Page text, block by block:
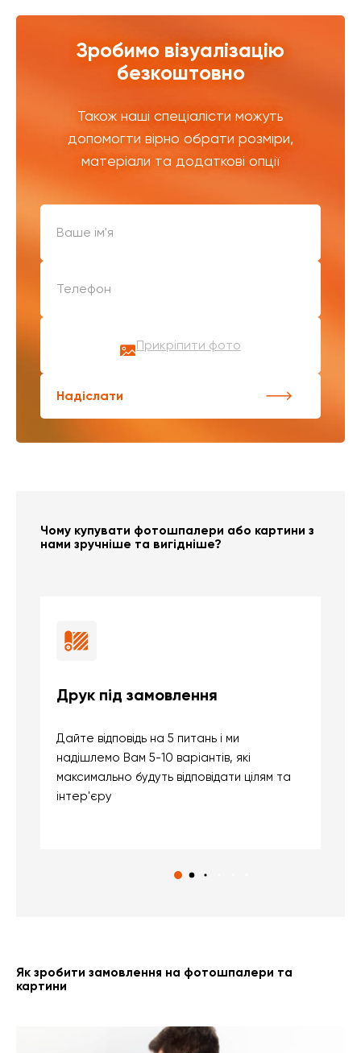
Зробимо візуалізацію
безкоштовно
Також наші спеціалісти можуть
допомогти вірно обрати розміри,
матеріали та додаткові опції
Прикріпити фото
Надіслати
Чому купувати фотошпалери або картини з
нами зручніше та вигідніше?
Друк під замовлення
Дайте відповідь на 5 питань і ми
надішлемо Вам 5-10 варіантів, які
максимально будуть відповідати цілям та
інтер'єру
Як зробити замовлення на фотошпалери та
картини